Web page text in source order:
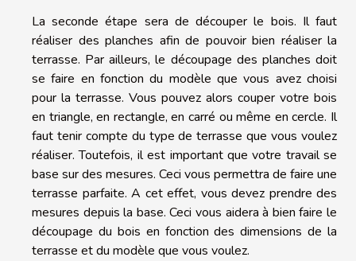
La seconde étape sera de découper le bois. Il faut
réaliser des planches afin de pouvoir bien réaliser la
terrasse. Par ailleurs, le découpage des planches doit
se faire en fonction du modèle que vous avez choisi
pour la terrasse. Vous pouvez alors couper votre bois
en triangle, en rectangle, en carré ou même en cercle. Il
faut tenir compte du type de terrasse que vous voulez
réaliser. Toutefois, il est important que votre travail se
base sur des mesures. Ceci vous permettra de faire une
terrasse parfaite. A cet effet, vous devez prendre des
mesures depuis la base. Ceci vous aidera à bien faire le
découpage du bois en fonction des dimensions de la
terrasse et du modèle que vous voulez.